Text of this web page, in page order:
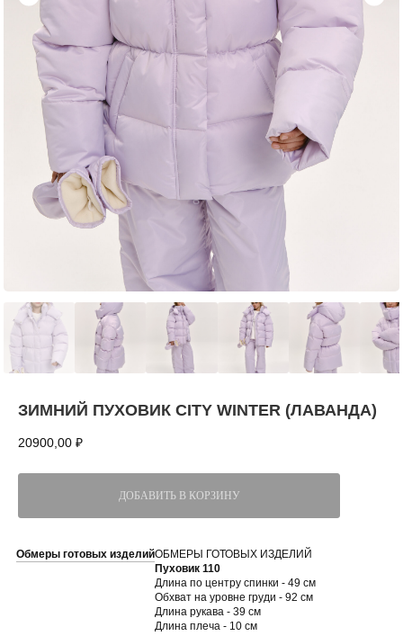
ЗИМНИЙ ПУХОВИК CITY WINTER (ЛАВАНДА)
20900,00 ₽
ДОБАВИТЬ В КОРЗИНУ
Обмеры готовых изделийОБМЕРЫ ГОТОВЫХ ИЗДЕЛИЙ
Пуховик 110
Длина по центру спинки - 49 см
Обхват на уровне груди - 92 см
Длина рукава - 39 см
Длина плеча - 10 см